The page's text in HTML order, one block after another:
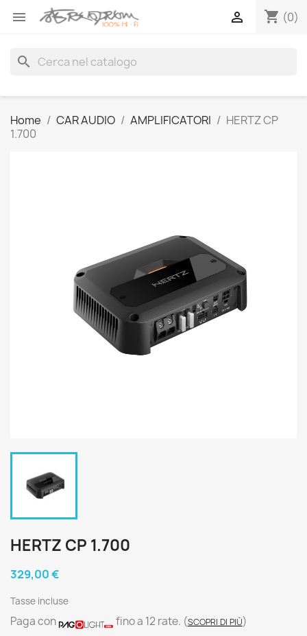
 shopping_cart (0)

search
Home CAR AUDIO AMPLIFICATORI
HERTZ CP
1.700
HERTZ CP 1.700
329,00 €
Tasse incluse
Paga con fino a 12 rate. (SCOPRI DI PIÙ)